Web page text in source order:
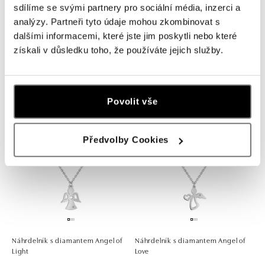
sdílíme se svými partnery pro sociální média, inzerci a
analýzy. Partneři tyto údaje mohou zkombinovat s
dalšími informacemi, které jste jim poskytli nebo které
získali v důsledku toho, že používáte jejich služby.
Povolit vše
Předvolby Cookies
Náhrdelník s diamanty Essential
19 570 Kč
Náhrdelník s topazem london
od 15 524 Kč
Náhrdelník s diamantem Angel of
Light
Náhrdelník s diamantem Angel of
Love